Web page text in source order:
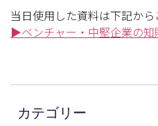
当日使用した資料は下記から
▶ベンチャー・中堅企業の知
カテゴリー